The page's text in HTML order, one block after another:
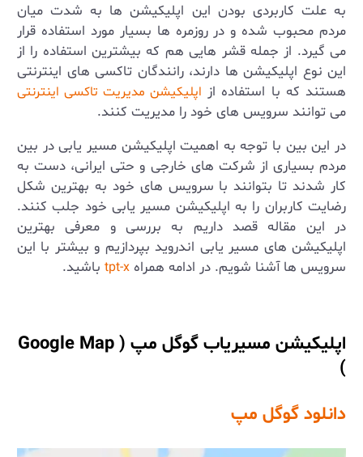
به علت کاربردی بودن این اپلیکیشن ها به شدت میان
مردم محبوب شده و در روزمره ها بسیار مورد استفاده قرار
می گیرد. از جمله قشر هایی هم که بیشترین استفاده را از
این نوع اپلیکیشن ها دارند، رانندگان تاکسی های اینترنتی
هستند که با استفاده از اپلیکیشن مدیریت تاکسی اینترنتی
می توانند سرویس های خود را مدیریت کنند.
در این بین با توجه به اهمیت اپلیکیشن مسیر یابی در بین
مردم بسیاری از شرکت های خارجی و حتی ایرانی، دست به
کار شدند تا بتوانند با سرویس های خود به بهترین شکل
رضایت کاربران را به اپلیکیشن مسیر یابی خود جلب کنند.
در این مقاله قصد داریم به بررسی و معرفی بهترین
اپلیکیشن های مسیر یابی اندروید بپردازیم و بیشتر با این
سرویس ها آشنا شویم. در ادامه همراه tpt-x باشید.
اپلیکیشن مسیریاب گوگل مپ ( Google Map
)
دانلود گوگل مپ